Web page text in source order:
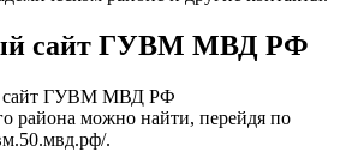
сайт ГУВМ МВД РФ
сайт ГУВМ МВД РФ
района можно найти, перейдя по
.